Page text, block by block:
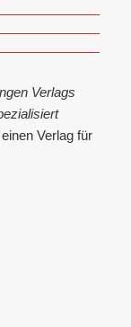
Verlags
Verlag für